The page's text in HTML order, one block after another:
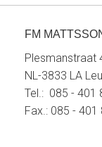
FM
Plesmanstraat
NL-3833 LA
Tel.: 085 - 401
Fax.: 085 - 401